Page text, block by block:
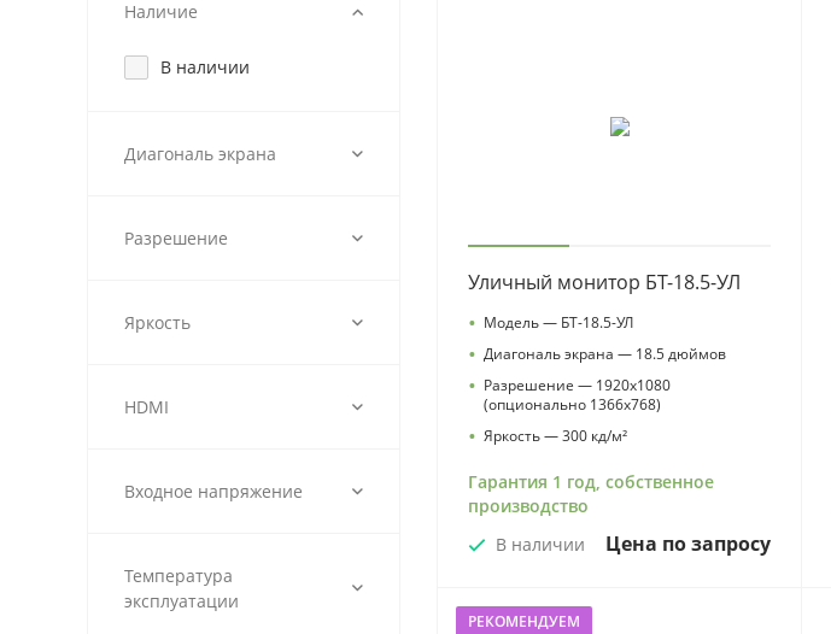
Наличие
В наличии
Диагональ экрана
Разрешение
Яркость
HDMI
Входное напряжение
Температура
эксплуатации
Уличный монитор БТ-18.5-УЛ
• Модель — БТ-18.5-УЛ
• Диагональ экрана — 18.5 дюймов
• Разрешение — 1920х1080
(опционально 1366х768)
• Яркость — 300 кд/м²
Гарантия 1 год, собственное
производство
В наличии
Цена по запросу
РЕКОМЕНДУЕМ